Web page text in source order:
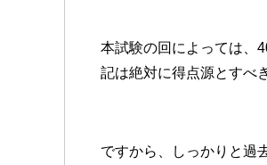
本試験の回によっては、
記は絶対に得点源とすべ
ですから、しっかりと過